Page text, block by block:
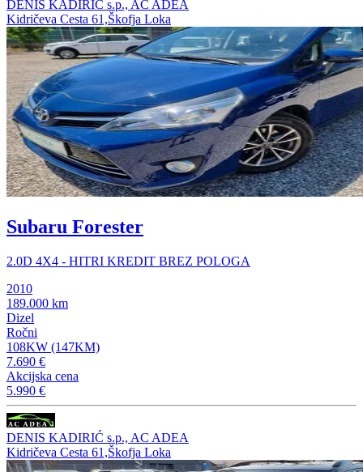
DENIS KADIRIĆ s.p., AC ADEA
Kidričeva Cesta 61,Škofja Loka
Subaru Forester
2.0D 4X4 - HITRI KREDIT BREZ POLOGA
2010
189.000 km
Dizel
Ročni
108KW (147KM)
7.690 €
Akcijska cena
5.990 €
DENIS KADIRIĆ s.p., AC ADEA
Kidričeva Cesta 61,Škofja Loka